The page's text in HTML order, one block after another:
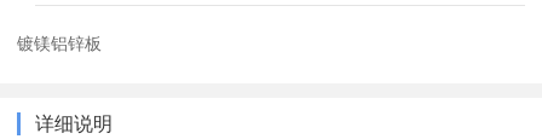
镀镁铝锌板
详细说明